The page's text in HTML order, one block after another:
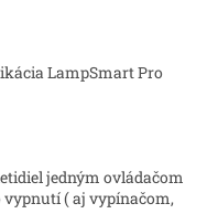
LampSmart Pro
jedným ovládačom
vypnutí ( aj vypínačom,